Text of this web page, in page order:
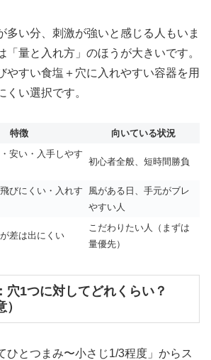
多い分、刺激が強いと感じる人もいま
「量と入れ方」のほうが大きいです。
やすい食塩＋穴に入れやすい容器を用
くい選択です。
特徴
向いている状況
安い・入手しやす
初心者全般、短時間勝負
びにくい・入れす
風がある日、手元がブレ
やすい人
差は出にくい
こだわりたい人（まずは
量優先）
穴1つに対してどれくらい？
ひとつまみ〜小さじ1/3程度」からス